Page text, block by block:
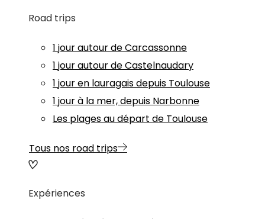
Road trips
1 jour autour de Carcassonne
1 jour autour de Castelnaudary
1 jour en lauragais depuis Toulouse
1 jour à la mer, depuis Narbonne
Les plages au départ de Toulouse
Tous nos road trips
Expériences